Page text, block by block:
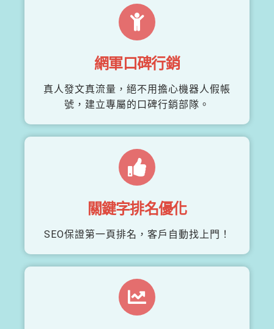
網軍口碑行銷
真人發文真流量，絕不用擔心機器人假帳
號，建立專屬的口碑行銷部隊。
關鍵字排名優化
SEO保證第一頁排名，客戶自動找上門！